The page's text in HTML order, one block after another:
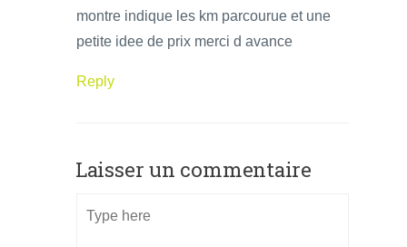
montre indique les km parcourue et une
petite idee de prix merci d avance
Reply
Laisser un commentaire